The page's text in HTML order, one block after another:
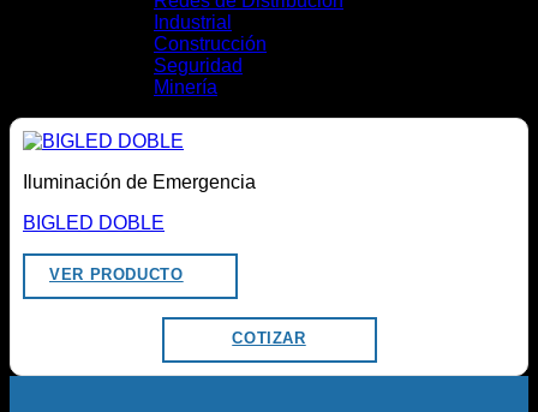
Industrial
Construcción
Seguridad
Minería
Iluminación de Emergencia
BIGLED DOBLE
VER PRODUCTO
COTIZAR